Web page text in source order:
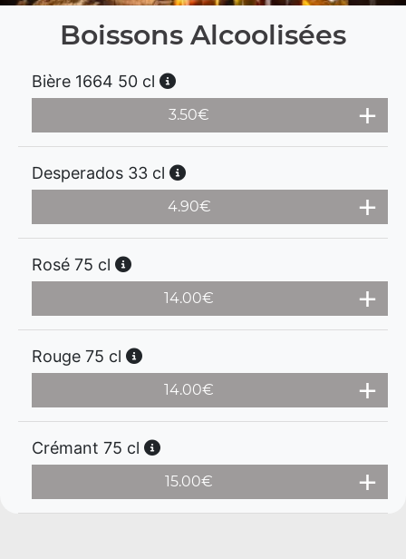
Boissons Alcoolisées
Bière 1664 50 cl
3.50€
Desperados 33 cl
4.90€
Rosé 75 cl
14.00€
Rouge 75 cl
14.00€
Crémant 75 cl
15.00€